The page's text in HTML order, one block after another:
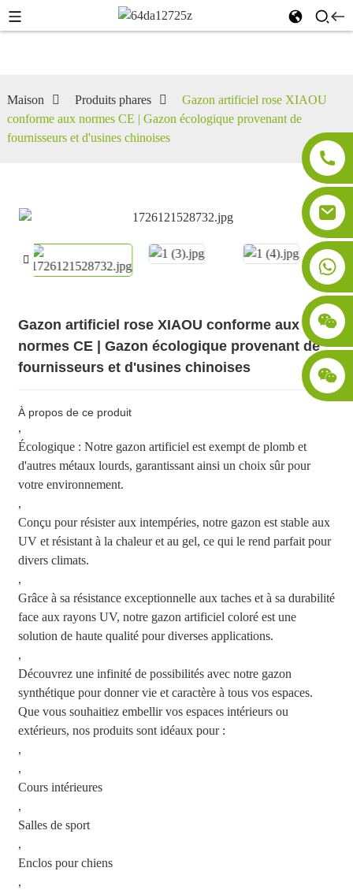
Maison Produits phares
Gazon artificiel rose XIAOU
conforme aux normes CE | Gazon écologique provenant de
fournisseurs et d'usines chinoises
Gazon artificiel rose XIAOU conforme aux
normes CE | Gazon écologique provenant de
fournisseurs et d'usines chinoises
À propos de ce produit
,
Écologique : Notre gazon artificiel est exempt de plomb et
d'autres métaux lourds, garantissant ainsi un choix sûr pour
votre environnement.
,
Conçu pour résister aux intempéries, notre gazon est stable aux
UV et résistant à la chaleur et au gel, ce qui le rend parfait pour
divers climats.
,
Grâce à sa résistance exceptionnelle aux taches et à sa durabilité
face aux rayons UV, notre gazon artificiel coloré est une
solution de haute qualité pour diverses applications.
,
Découvrez une infinité de possibilités avec notre gazon
synthétique pour donner vie et caractère à tous vos espaces.
Que vous souhaitiez embellir vos espaces intérieurs ou
extérieurs, nos produits sont idéaux pour :
,
,
Cours intérieures
,
Salles de sport
,
Enclos pour chiens
,